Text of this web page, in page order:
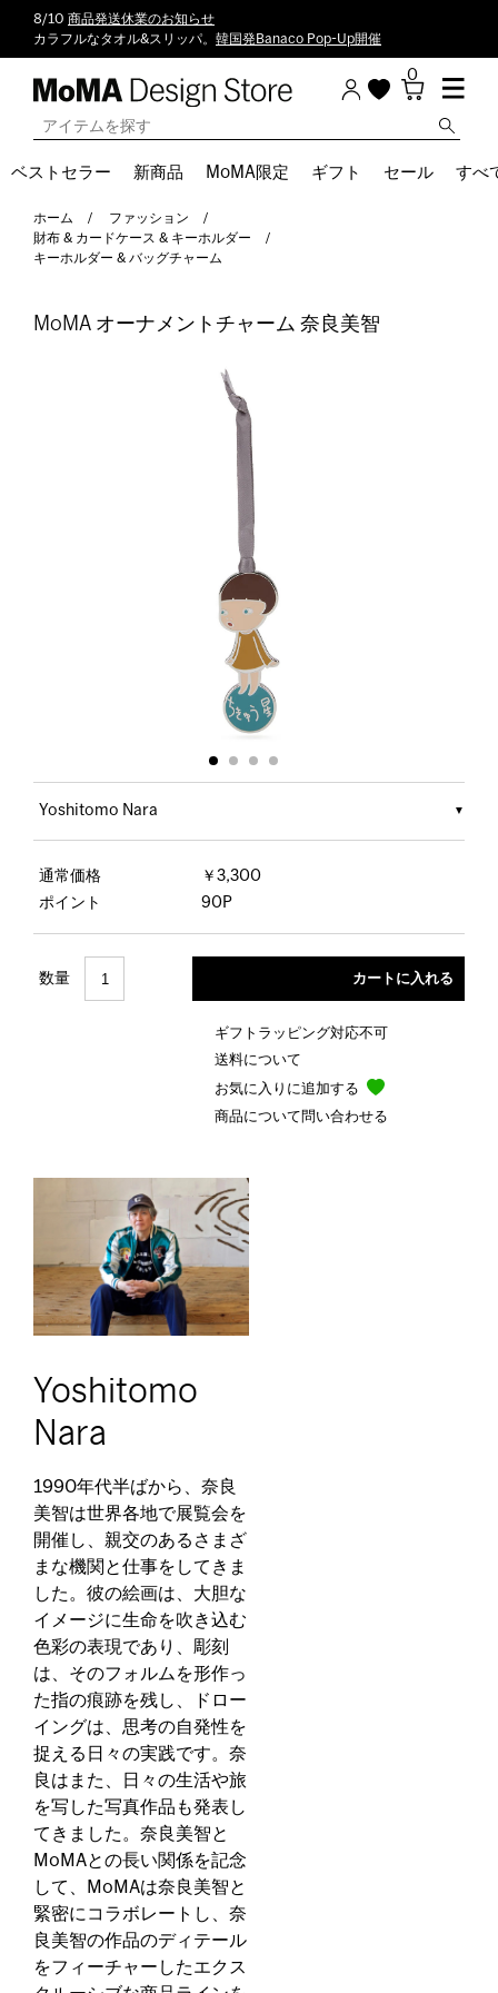
8/10 商品発送休業のお知らせ
カラフルなタオル&スリッパ。 韓国発Banaco Pop-Up開催
0
ベストセラー 新商品 MoMA限定 ギフト セール すべ
ホーム
ファッション
財布 & カードケース & キーホルダー
キーホルダー & バッグチャーム
MoMA オーナメントチャーム 奈良美智
Yoshitomo Nara
通常価格
￥3,300
ポイント
90P
数量
ギフトラッピング対応不可
送料について
お気に入りに追加する
商品について問い合わせる
Yoshitomo
Nara
1990年代半ばから、奈良
美智は世界各地で展覧会を
開催し、親交のあるさまざ
まな機関と仕事をしてきま
した。彼の絵画は、大胆な
イメージに生命を吹き込む
色彩の表現であり、彫刻
は、そのフォルムを形作っ
た指の痕跡を残し、ドロー
イングは、思考の自発性を
捉える日々の実践です。奈
良はまた、日々の生活や旅
を写した写真作品も発表し
てきました。奈良美智と
MoMAとの長い関係を記念
して、MoMAは奈良美智と
緊密にコラボレートし、奈
良美智の作品のディテール
をフィーチャーしたエクス